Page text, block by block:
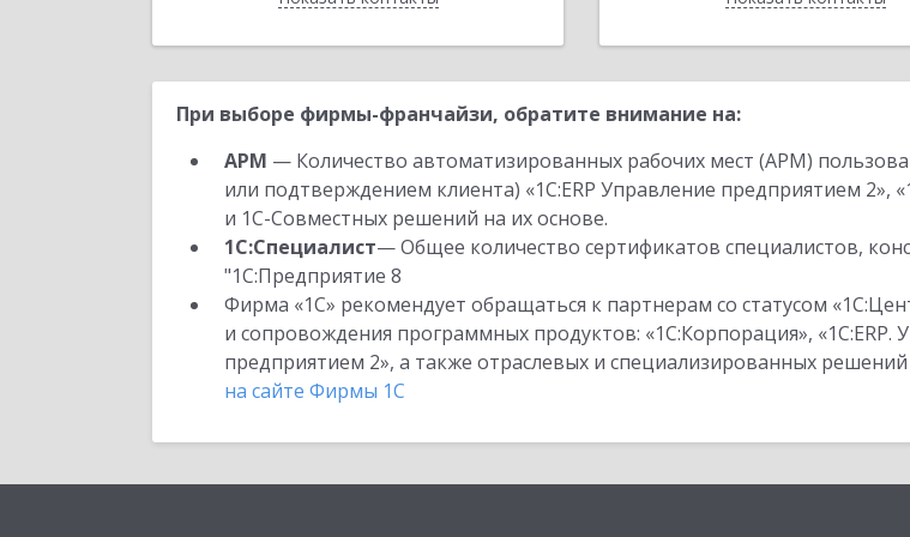
При выборе фирмы-франчайзи, обратите внимание на:
АРМ — Количество автоматизированных рабочих мест (АРМ)
или подтверждением клиента) «1С:ERP Управление предприятием
и 1С-Совместных решений на их основе.
1С:Специалист— Общее количество сертификатов специалистов,
"1С:Предприятие 8
Фирма «1С» рекомендует обращаться к партнерам со статусом
и сопровождения программных продуктов: «1С:Корпорация», «1С:ERP.
предприятием 2», а также отраслевых и специализированных
на сайте Фирмы 1С